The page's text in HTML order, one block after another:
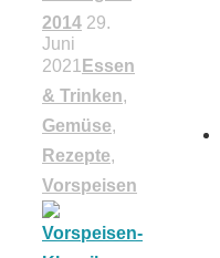
2014 29.
Juni
2021 Essen
& Trinken,
Gemüse,
Rezepte,
Vorspeisen